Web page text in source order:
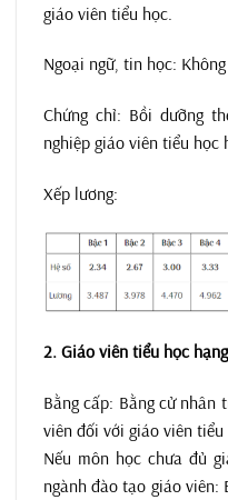
giáo viên tiểu học.
Ngoại ngữ, tin học:
Chứng chỉ: Bồi dưỡng
nghiệp giáo viên tiểu học
Xếp lương:
2. Giáo viên tiểu học
Bằng cấp: Bằng cử nhân
viên đối với giáo viên tiểu
Nếu môn học chưa đủ
ngành đào tạo giáo viên: